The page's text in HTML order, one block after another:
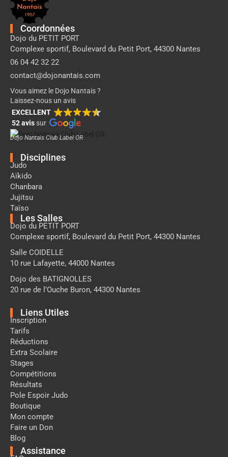
page
Dojo
Nantais
Coordonnées
Dojo du PETIT PORT
Complexe sportif, Boulevard du Petit Port, 44300 Nantes
06 04 42 32 22
contact@dojonantais.com
Vous aimez le Dojo Nantais ?
Laissez-nous un avis
EXCELLENT
52 avis sur
Dojo Nantais Club Label OR
Disciplines
Judo
Aïkido
Chanbara
Jujitsu
Taïso
Les Salles
Dojo du PETIT PORT
Complexe sportif, Boulevard du Petit Port, 44300 Nantes
Salle COIDELLE
10 rue Lafayette, 44000 Nantes
Dojo des BATIGNOLLES
20 rue de l’Ouche Buron, 44300 Nantes
Liens Utiles
Inscription
Tarifs
Réductions
Extra Scolaire
Stages
Compétitions
Résultats
Pole Espoir Judo
Boutique
Mon compte
Faire un Don
Blog
Assistance